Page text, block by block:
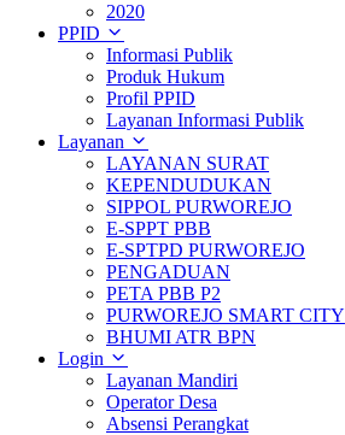
2020
PPID
Informasi Publik
Produk Hukum
Profil PPID
Layanan Informasi Publik
Layanan
LAYANAN SURAT
KEPENDUDUKAN
SIPPOL PURWOREJO
E-SPPT PBB
E-SPTPD PURWOREJO
PENGADUAN
PETA PBB P2
PURWOREJO SMART CITY
BHUMI ATR BPN
Login
Layanan Mandiri
Operator Desa
Absensi Perangkat